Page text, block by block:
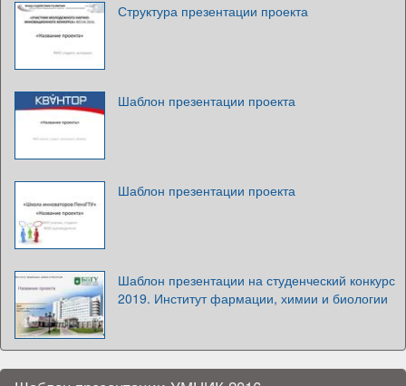
Структура презентации проекта
Шаблон презентации проекта
Шаблон презентации проекта
Шаблон презентации на студенческий конкурс
2019. Институт фармации, химии и биологии